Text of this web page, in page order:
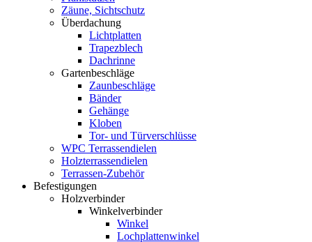
Zäune, Sichtschutz
Überdachung
Lichtplatten
Trapezblech
Dachrinne
Gartenbeschläge
Zaunbeschläge
Bänder
Gehänge
Kloben
Tor- und Türverschlüsse
WPC Terrassendielen
Holzterrassendielen
Terrassen-Zubehör
Befestigungen
Holzverbinder
Winkelverbinder
Winkel
Lochplattenwinkel